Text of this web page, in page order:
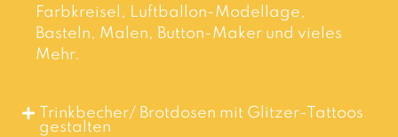
Farbkreisel, Luftballon-Modellage,
Basteln, Malen, Button-Maker und vieles
Mehr.
Trinkbecher/ Brotdosen mit Glitzer-Tattoos
gestalten